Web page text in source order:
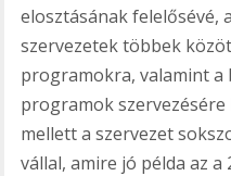
elosztásának felelősévé,
szervezetek többek
programokra, valamint a
programok
mellett a szervezet
vállal, amire jó példa az a